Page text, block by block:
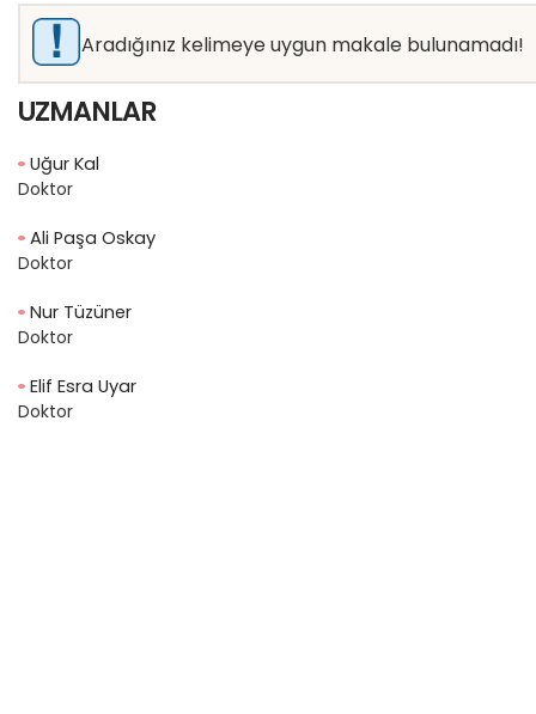
Aradığınız kelimeye uygun makale bulunamadı!
UZMANLAR
Uğur Kal
Doktor
Ali Paşa Oskay
Doktor
Nur Tüzüner
Doktor
Elif Esra Uyar
Doktor